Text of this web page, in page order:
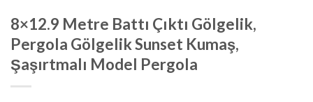
8×12.9 Metre Battı Çıktı Gölgelik,
Pergola Gölgelik Sunset Kumaş,
Şaşırtmalı Model Pergola